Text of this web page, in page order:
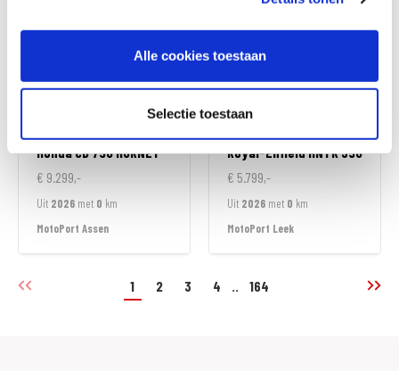
Alle cookies toestaan
Selectie toestaan
HondaCB 750 HORNET
€ 9.299,-
Uit 2026 met 0 km
MotoPort Assen
Royal-EnfieldHNTR 350
€ 5.799,-
Uit 2026 met 0 km
MotoPort Leek
1 2 3 4 .. 164